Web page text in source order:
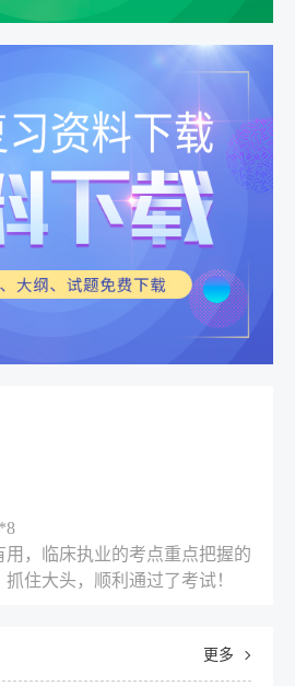
扎实学员首选
+密
。2.
程。
￥1280
购买
课程，看了几遍人卫的课程和资
觉得人卫课程真的很好！感谢
，临床执业的考点重点把握的
抓住大头，顺利通过了考试！
更多